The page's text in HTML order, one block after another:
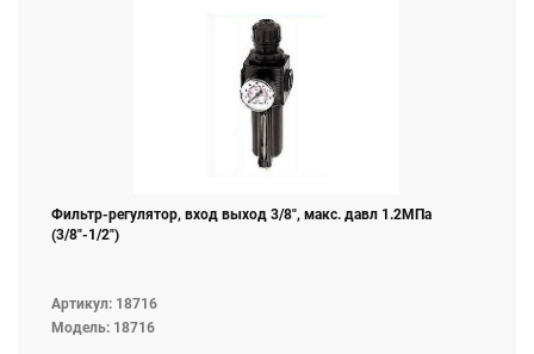
Фильтр-регулятор, вход выход 3/8", макс. давл 1.2МПа
(3/8"-1/2")
Артикул: 18716
Модель: 18716